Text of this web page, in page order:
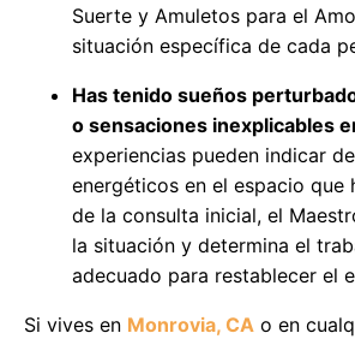
Suerte y Amuletos para el
situación específica de cada
Has tenido sueños
o sensaciones inexplicables
experiencias pueden indicar
energéticos en el espacio que
de la consulta inicial, el
la situación y determina el
adecuado para restablecer el
Si vives en Monrovia, CA o en